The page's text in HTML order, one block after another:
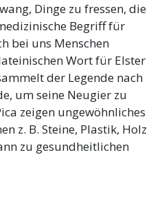
Dinge zu fressen, die
Begriff für
bei uns Menschen
Wort für Elster
der Legende nach
um seine Neugier zu
zeigen ungewöhnliches
z. B. Steine, Plastik, Holz
zu gesundheitlichen